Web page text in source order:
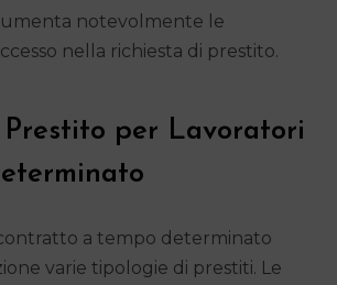
notevolmente le
nella richiesta di prestito.
per Lavoratori
a tempo determinato
varie tipologie di prestiti. Le